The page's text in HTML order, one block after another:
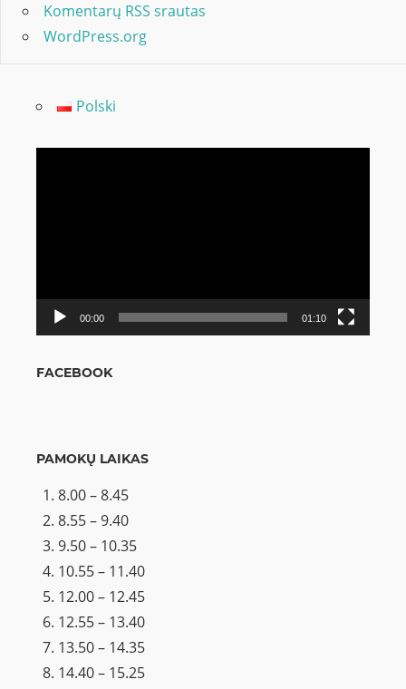
Komentarų RSS srautas
WordPress.org
Polski
00:00 01:10
FACEBOOK
PAMOKŲ LAIKAS
8.00 – 8.45
8.55 – 9.40
9.50 – 10.35
10.55 – 11.40
12.00 – 12.45
12.55 – 13.40
13.50 – 14.35
14.40 – 15.25